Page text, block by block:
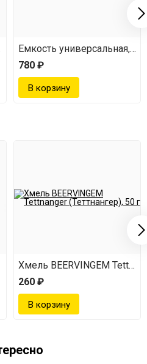
Емкость универсальная, 32
780 ₽
Brewer (Нортен Бревер), 50 г
Хмель BEERVINGEM
260 ₽